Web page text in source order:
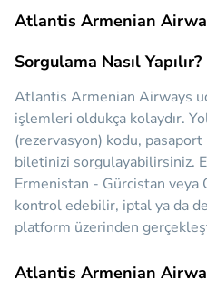
Atlantis Armenian
Sorgulama Nasıl Yapılır?
Atlantis Armenian Airways
işlemleri oldukça kolaydır.
(rezervasyon) kodu, pasaport
biletinizi sorgulayabilirsiniz.
Ermenistan - Gürcistan veya
kontrol edebilir, iptal ya da
platform üzerinden
Atlantis Armenian